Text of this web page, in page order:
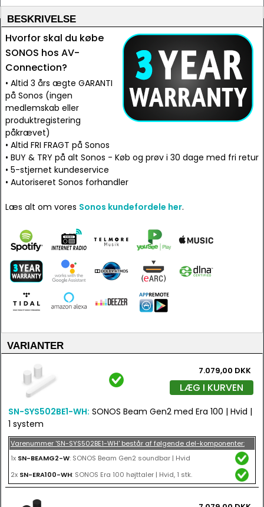
BESKRIVELSE
Hvorfor skal du købe
SONOS hos AV-
Connection?
• Altid 3 års ægte GARANTI
på Sonos (ingen
medlemskab eller
produktregistering
påkrævet)
• Altid FRI FRAGT på Sonos
• BUY & TRY på alt Sonos - Køb og prøv i 30 dage med fri retur
• 5-stjernet kundeservice
• Autoriseret Sonos forhandler
Læs alt om vores Sonos kundefordele her.
VARIANTER
7.079,00 DKK
LÆG I KURVEN
SN-SYS502BE1-WH: SONOS Beam Gen2 med Era 100 | Hvid |
1 system
Varenummer 'SN-SYS502BE1-WH' består af følgende del-komponenter:
1x SN-BEAMG2-W: SONOS Beam Gen2 soundbar | Hvid
2x SN-ERA100-WH: SONOS Era 100 højttaler | Hvid, 1 stk.